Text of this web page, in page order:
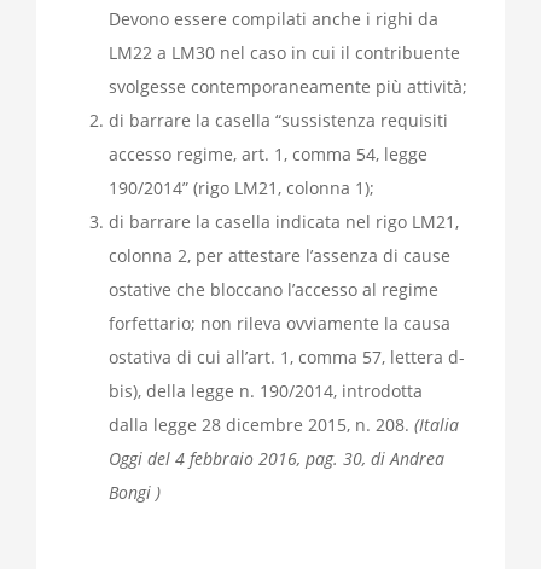
Devono essere compilati anche i righi da
LM22 a LM30 nel caso in cui il contribuente
svolgesse contemporaneamente più attività;
di barrare la casella “sussistenza requisiti
accesso regime, art. 1, comma 54, legge
190/2014” (rigo LM21, colonna 1);
di barrare la casella indicata nel rigo LM21,
colonna 2, per attestare l’assenza di cause
ostative che bloccano l’accesso al regime
forfettario; non rileva ovviamente la causa
ostativa di cui all’art. 1, comma 57, lettera d-
bis), della legge n. 190/2014, introdotta
dalla legge 28 dicembre 2015, n. 208. (Italia
Oggi del 4 febbraio 2016, pag. 30, di Andrea
Bongi )